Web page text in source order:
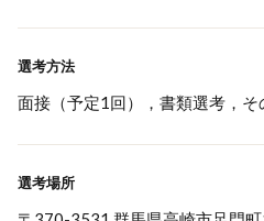
選考方法
面接（予定1回），書類選考，そ
選考場所